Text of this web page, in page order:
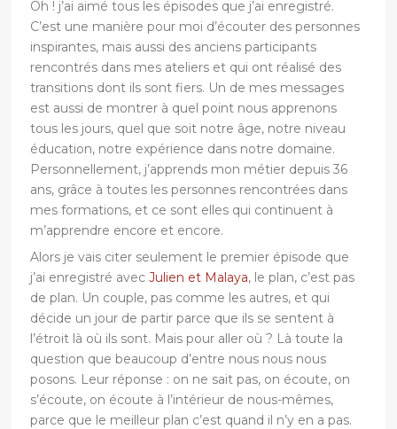
Oh ! j’ai aimé tous les épisodes que j’ai enregistré.
C’est une manière pour moi d’écouter des personnes
inspirantes, mais aussi des anciens participants
rencontrés dans mes ateliers et qui ont réalisé des
transitions dont ils sont fiers. Un de mes messages
est aussi de montrer à quel point nous apprenons
tous les jours, quel que soit notre âge, notre niveau
éducation, notre expérience dans notre domaine.
Personnellement, j’apprends mon métier depuis 36
ans, grâce à toutes les personnes rencontrées dans
mes formations, et ce sont elles qui continuent à
m’apprendre encore et encore.
Alors je vais citer seulement le premier épisode que
j’ai enregistré avecJulien et Malaya, le plan, c’est pas
de plan. Un couple, pas comme les autres, et qui
décide un jour de partir parce que ils se sentent à
l’étroit là où ils sont. Mais pour aller où ? Là toute la
question que beaucoup d’entre nous nous nous
posons. Leur réponse : on ne sait pas, on écoute, on
s’écoute, on écoute à l’intérieur de nous-mêmes,
parce que le meilleur plan c’est quand il n’y en a pas.